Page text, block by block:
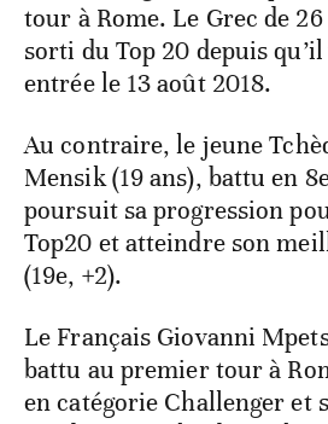
tour à Rome. Le Grec de 26
sorti du Top 20 depuis
entrée le 13 août 2018.
Au contraire, le jeune
Mensik (19 ans), battu en
poursuit sa progression
Top20 et atteindre son
(19e, +2).
Le Français Giovanni
battu au premier tour à
en catégorie Challenger et